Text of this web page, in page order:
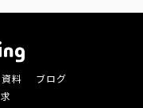
料
ブログ